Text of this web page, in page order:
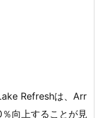
Refreshは、Arr
向上することが見